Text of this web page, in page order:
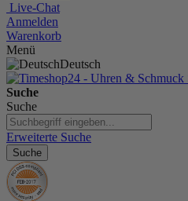
Live-Chat
Anmelden
Warenkorb
Menü
Deutsch
Suche
Suche
Erweiterte Suche
Suche